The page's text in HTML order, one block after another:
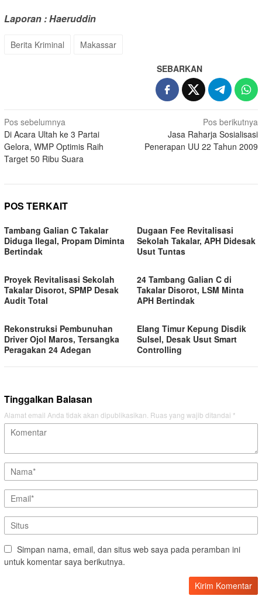
Laporan : Haeruddin
Berita Kriminal Makassar
SEBARKAN
Navigasi
pos
Pos sebelumnya
Di Acara Ultah ke 3 Partai
Gelora, WMP Optimis Raih
Target 50 Ribu Suara
Pos berikutnya
Jasa Raharja Sosialisasi
Penerapan UU 22 Tahun 2009
POS TERKAIT
Tambang Galian C Takalar
Diduga Ilegal, Propam Diminta
Bertindak
Dugaan Fee Revitalisasi
Sekolah Takalar, APH Didesak
Usut Tuntas
Proyek Revitalisasi Sekolah
Takalar Disorot, SPMP Desak
Audit Total
24 Tambang Galian C di
Takalar Disorot, LSM Minta
APH Bertindak
Rekonstruksi Pembunuhan
Driver Ojol Maros, Tersangka
Peragakan 24 Adegan
Elang Timur Kepung Disdik
Sulsel, Desak Usut Smart
Controlling
Tinggalkan Balasan
Alamat email Anda tidak akan dipublikasikan. Ruas yang wajib ditandai *
Simpan nama, email, dan situs web saya pada peramban ini
untuk komentar saya berikutnya.